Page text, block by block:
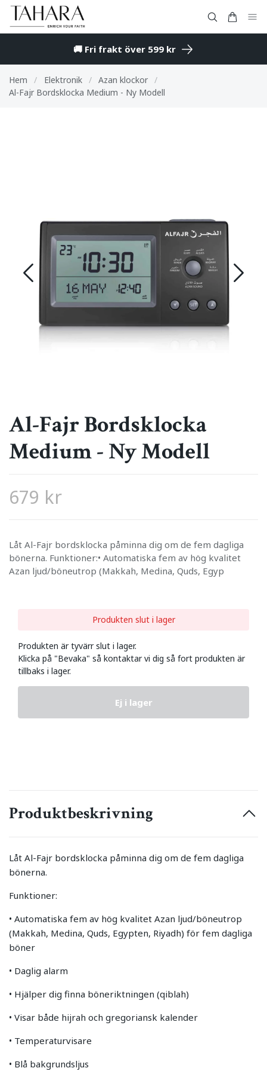
🚚 Fri frakt över 599 kr
Hem / Elektronik / Azan klockor /
Al-Fajr Bordsklocka Medium - Ny Modell
Al-Fajr Bordsklocka
Medium - Ny Modell
679 kr
Låt Al-Fajr bordsklocka påminna dig om de fem dagliga
bönerna. Funktioner:• Automatiska fem av hög kvalitet
Azan ljud/böneutrop (Makkah, Medina, Quds, Egyp
Produkten slut i lager
Produkten är tyvärr slut i lager.
Klicka på "Bevaka" så kontaktar vi dig så fort produkten är
tillbaks i lager.
Ej i lager
Produktbeskrivning
Låt Al-Fajr bordsklocka påminna dig om de fem dagliga
bönerna.
Funktioner:
• Automatiska fem av hög kvalitet Azan ljud/böneutrop
(Makkah, Medina, Quds, Egypten, Riyadh) för fem dagliga
böner
• Daglig alarm
• Hjälper dig finna böneriktningen (qiblah)
• Visar både hijrah och gregoriansk kalender
• Temperaturvisare
• Blå bakgrundsljus